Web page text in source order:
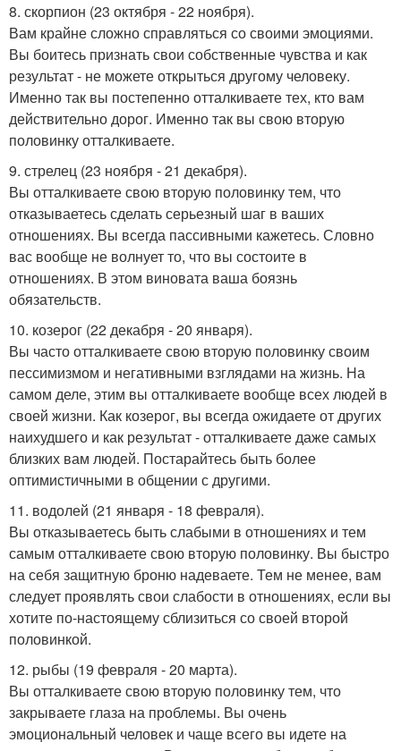
8. скорпион (23 октября - 22 ноября).
Вам крайне сложно справляться со своими эмоциями.
Вы боитесь признать свои собственные чувства и как
результат - не можете открыться другому человеку.
Именно так вы постепенно отталкиваете тех, кто вам
действительно дорог. Именно так вы свою вторую
половинку отталкиваете.
9. стрелец (23 ноября - 21 декабря).
Вы отталкиваете свою вторую половинку тем, что
отказываетесь сделать серьезный шаг в ваших
отношениях. Вы всегда пассивными кажетесь. Словно
вас вообще не волнует то, что вы состоите в
отношениях. В этом виновата ваша боязнь
обязательств.
10. козерог (22 декабря - 20 января).
Вы часто отталкиваете свою вторую половинку своим
пессимизмом и негативными взглядами на жизнь. На
самом деле, этим вы отталкиваете вообще всех людей в
своей жизни. Как козерог, вы всегда ожидаете от других
наихудшего и как результат - отталкиваете даже самых
близких вам людей. Постарайтесь быть более
оптимистичными в общении с другими.
11. водолей (21 января - 18 февраля).
Вы отказываетесь быть слабыми в отношениях и тем
самым отталкиваете свою вторую половинку. Вы быстро
на себя защитную броню надеваете. Тем не менее, вам
следует проявлять свои слабости в отношениях, если вы
хотите по-настоящему сблизиться со своей второй
половинкой.
12. рыбы (19 февраля - 20 марта).
Вы отталкиваете свою вторую половинку тем, что
закрываете глаза на проблемы. Вы очень
эмоциональный человек и чаще всего вы идете на